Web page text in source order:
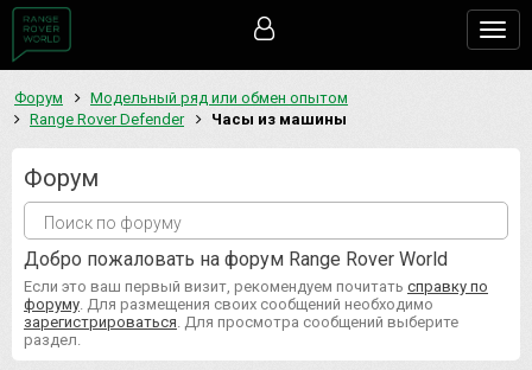
Форум
Модельный ряд или обмен опытом
Range Rover Defender
Часы из машины
Форум
Добро пожаловать на форум Range Rover World
Если это ваш первый визит, рекомендуем почитать справку по
форуму . Для размещения своих сообщений необходимо
зарегистрироваться . Для просмотра сообщений выберите
раздел.